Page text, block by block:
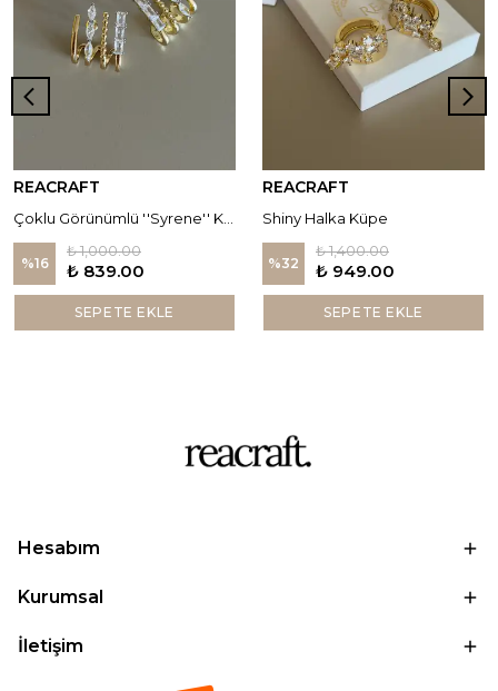
REACRAFT
%16
₺ 1,000.00
₺ 839.00
SEPETE EKLE
REACRAFT
Shiny Halka Küpe
%32
₺ 1,400.00
₺ 949.00
SEPETE EKLE
Hesabım
Kurumsal
İletişim